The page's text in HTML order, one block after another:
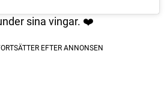
sina vingar. ❤️